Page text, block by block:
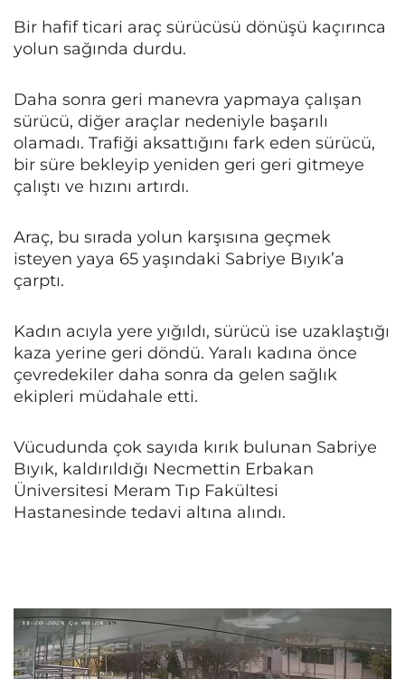
Bir hafif ticari araç sürücüsü dönüşü kaçırınca
yolun sağında durdu.
Daha sonra geri manevra yapmaya çalışan
sürücü, diğer araçlar nedeniyle başarılı
olamadı. Trafiği aksattığını fark eden sürücü,
bir süre bekleyip yeniden geri geri gitmeye
çalıştı ve hızını artırdı.
Araç, bu sırada yolun karşısına geçmek
isteyen yaya 65 yaşındaki Sabriye Bıyık’a
çarptı.
Kadın acıyla yere yığıldı, sürücü ise uzaklaştığı
kaza yerine geri döndü. Yaralı kadına önce
çevredekiler daha sonra da gelen sağlık
ekipleri müdahale etti.
Vücudunda çok sayıda kırık bulunan Sabriye
Bıyık, kaldırıldığı Necmettin Erbakan
Üniversitesi Meram Tıp Fakültesi
Hastanesinde tedavi altına alındı.